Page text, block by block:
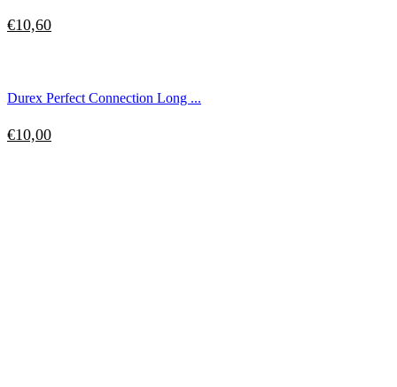
€10,60
Durex Perfect Connection Long ...
€10,00